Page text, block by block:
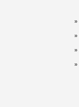
»
»
»
»